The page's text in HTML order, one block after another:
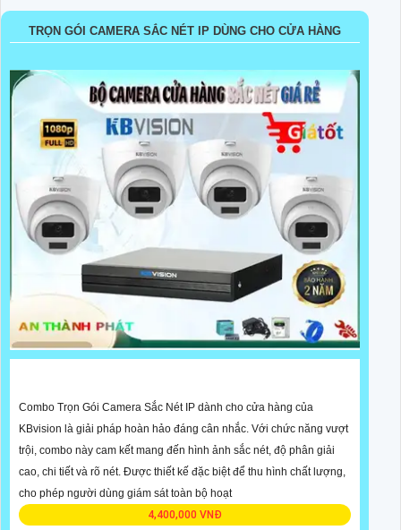
TRỌN GÓI CAMERA SẮC NÉT IP DÙNG CHO CỬA HÀNG
Combo Trọn Gói Camera Sắc Nét IP dành cho cửa hàng của
KBvision là giải pháp hoàn hảo đáng cân nhắc. Với chức năng vượt
trội, combo này cam kết mang đến hình ảnh sắc nét, độ phân giải
cao, chi tiết và rõ nét. Được thiết kế đặc biệt để thu hình chất lượng,
cho phép người dùng giám sát toàn bộ hoạt
4,400,000 VNĐ